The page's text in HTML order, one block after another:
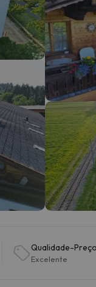
que corresponda à
o seu caminho.
Qualidade-Preço
Excelente